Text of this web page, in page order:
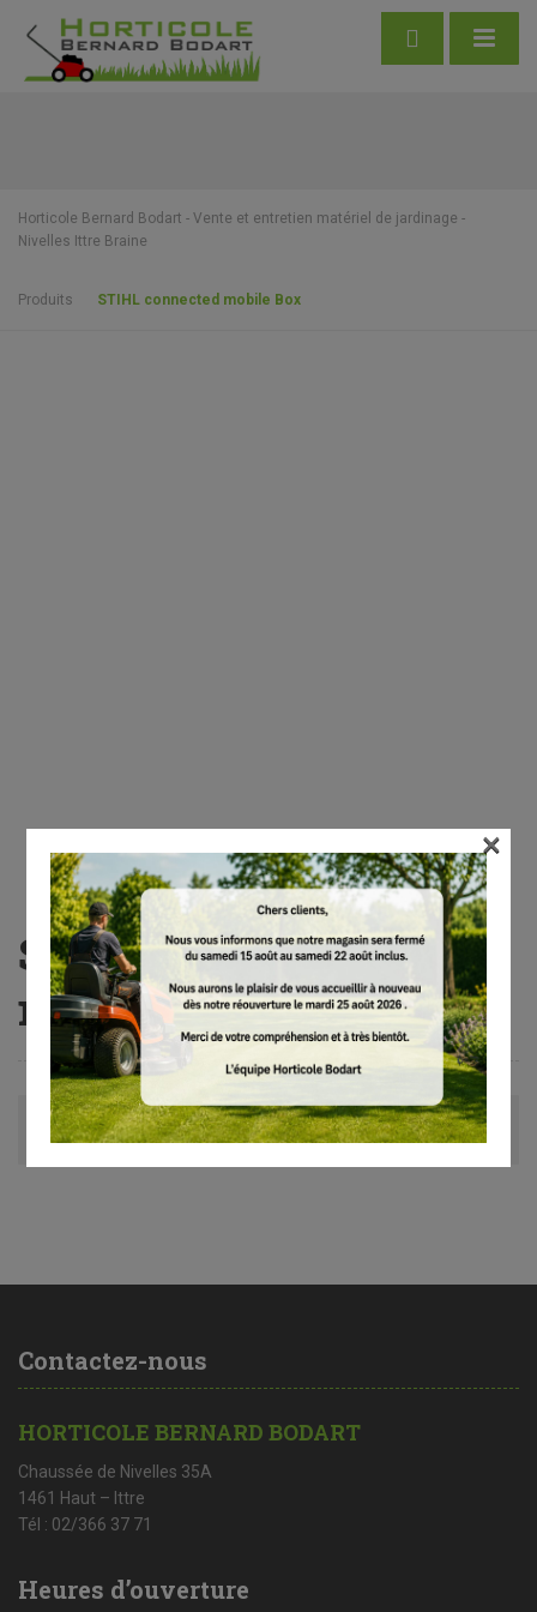
Horticole Bernard Bodart - Vente et entretien matériel de jardinage -
Nivelles Ittre Braine
Produits STIHL connected mobile Box
STIHL connected
mobile Box
Avis (0)
Contactez-nous
HORTICOLE BERNARD BODART
Chaussée de Nivelles 35A
1461 Haut – Ittre
Tél : 02/366 37 71
Heures d’ouverture
×